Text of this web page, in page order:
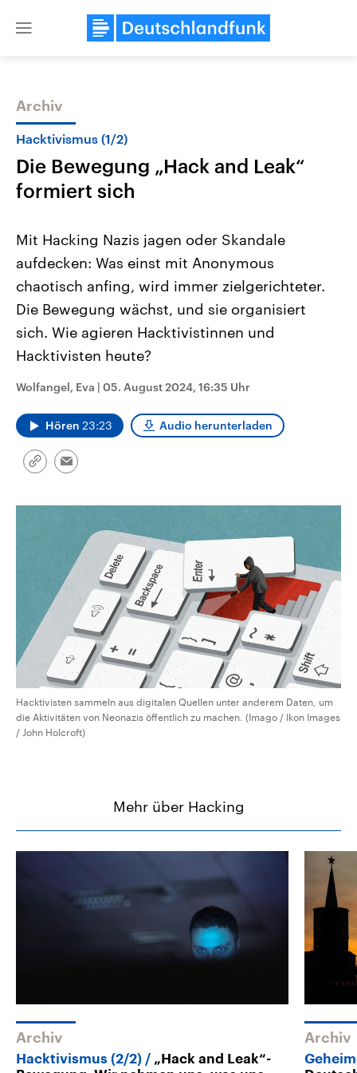
Close
Themen
Landtagswahl Sachsen-Anhalt
2026
Alle Informationen
Sachsen-Anhalt wählt am 6.
September 2026 einen neuen
Landtag. Seit 2021 wird das
Bundesland von einer Koalition aus
Umfragen, Prognosen,
Wahlprogramme, aktuelle Berichte
und Kandidaten der anstehenden
Wahl.
USA
Aktuelle Beiträge,
Hintergründe
Wirtschaftlich und
gehören die Vereinigten
den mächtigsten Ländern
Archiv
Hacktivismus (1/2)
Die Bewegung „Hack and Leak“
formiert sich
Mit Hacking Nazis jagen oder Skandale
aufdecken: Was einst mit Anonymous
chaotisch anfing, wird immer zielgerichteter.
Die Bewegung wächst, und sie organisiert
sich. Wie agieren Hacktivistinnen und
Hacktivisten heute?
Wolfangel, Eva | 05. August 2024, 16:35 Uhr
Hören 23:23 Audio herunterladen
Link
Email
Hacktivisten sammeln aus digitalen Quellen unter anderem Daten, um
die Aktivitäten von Neonazis öffentlich zu machen. (Imago / Ikon Images
/ John Holcroft)
Mehr über Hacking
Archiv
Hacktivismus (2/2)
„Hack and Leak“-
Archiv